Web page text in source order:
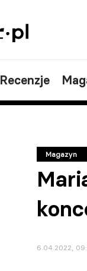
Recenzje
Magazyn
6.04.2022,